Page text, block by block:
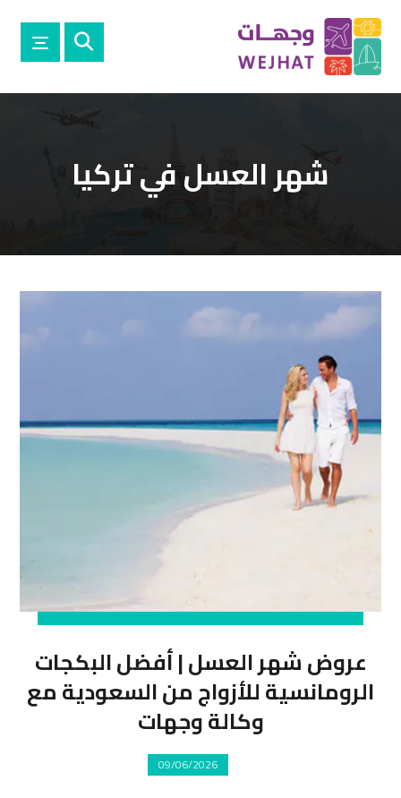
شهر العسل في تركيا
عروض شهر العسل | أفضل البكجات
الرومانسية للأزواج من السعودية مع
وكالة وجهات
09/06/2026